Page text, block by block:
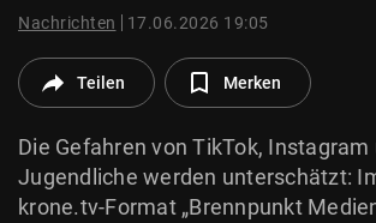
© Krone Multimedia GmbH & Co KG 2026
Nachrichten 17.06.2026 19:05
Teilen Merken
Die Gefahren von TikTok, Instagram
Jugendliche werden unterschätzt:
krone.tv-Format „Brennpunkt